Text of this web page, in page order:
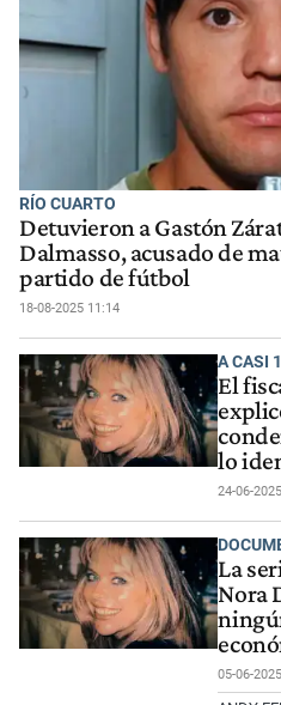
RÍO CUARTO
Detuvieron a Gastón
Dalmasso, acusado de
partido de fútbol
18-08-2025 11:14
A CASI
El
lo
24-06-
La
Nora
05-06-